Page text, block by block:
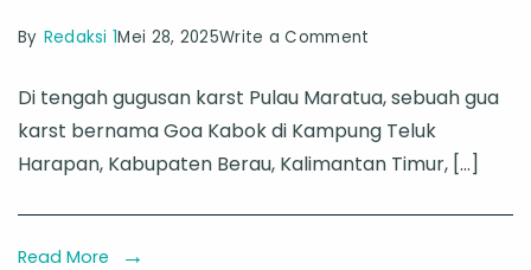
By Redaksi 1Mei 28, 2025Write a Comment
Goa
Kabok,
Upaya
Baru
Di tengah gugusan karst Pulau Maratua, sebuah gua
karst bernama Goa Kabok di Kampung Teluk
Harapan, Kabupaten Berau, Kalimantan Timur, […]
Read More